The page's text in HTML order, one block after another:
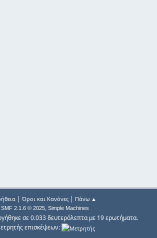
| Όροι και Κανόνες| Πάνω ▲
SMF 2.1.6 © 2025, Simple Machines
σε 0.033 δευτερόλεπτα με 19 ερωτήματα.
επισκέψεων: